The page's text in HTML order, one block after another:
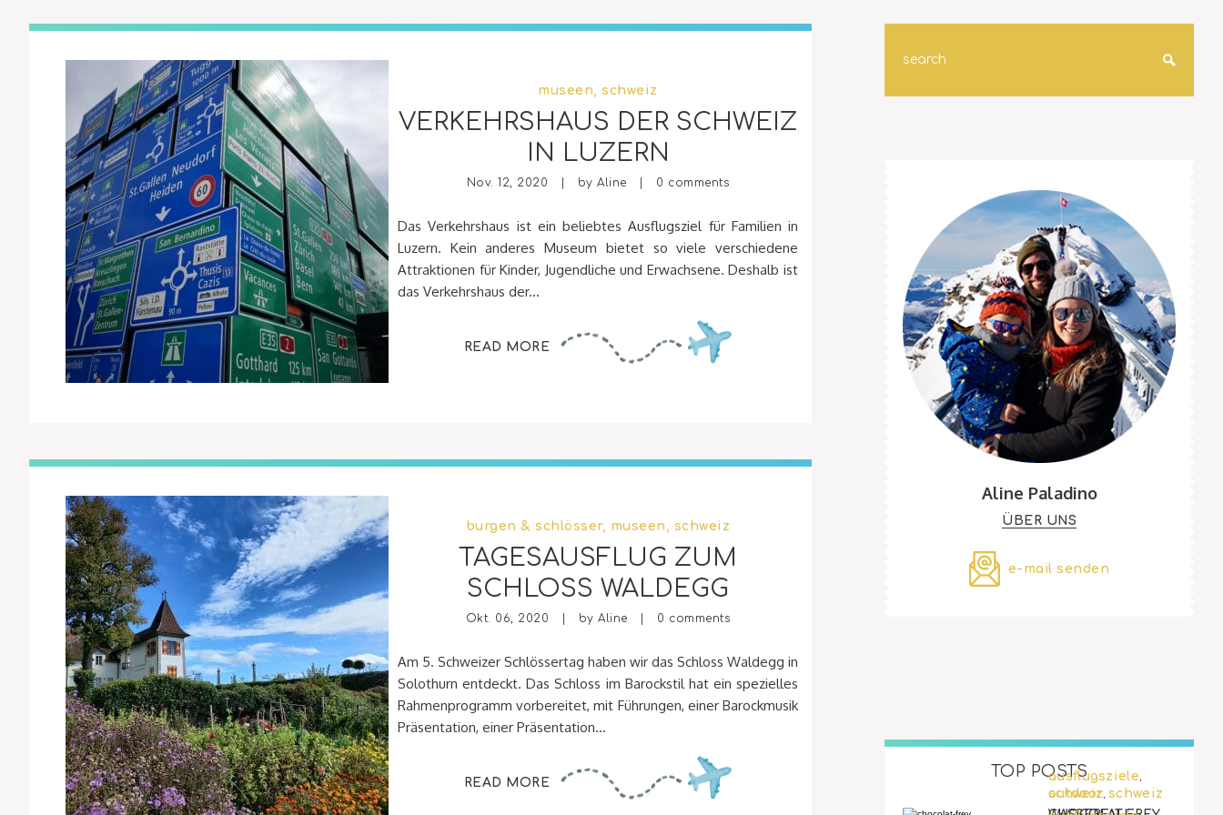
museen ,schweiz
VERKEHRSHAUS DER SCHWEIZ
IN LUZERN
Nov. 12, 2020 | byAline | 0 comments
Das Verkehrshaus ist ein beliebtes Ausflugsziel für Familien in
Luzern. Kein anderes Museum bietet so viele verschiedene
Attraktionen für Kinder, Jugendliche und Erwachsene. Deshalb ist
das Verkehrshaus der...
READ MORE
burgen & schlösser, museen schweiz
TAGESAUSFLUG ZUM
SCHLOSS WALDEGG
Okt. 06, 2020 | byAline | 0 comments
Am 5. Schweizer Schlössertag haben wir das Schloss Waldegg in
Solothurn entdeckt. Das Schloss im Barockstil hat ein spezielles
Rahmenprogramm vorbereitet, mit Führungen, einer Barockmusik
Präsentation, einer Präsentation...
READ MORE
Aline Paladino
ÜBER UNS
e-mail senden
TOP POSTSausflugsziele
schweiz
outdoor ,schweiz